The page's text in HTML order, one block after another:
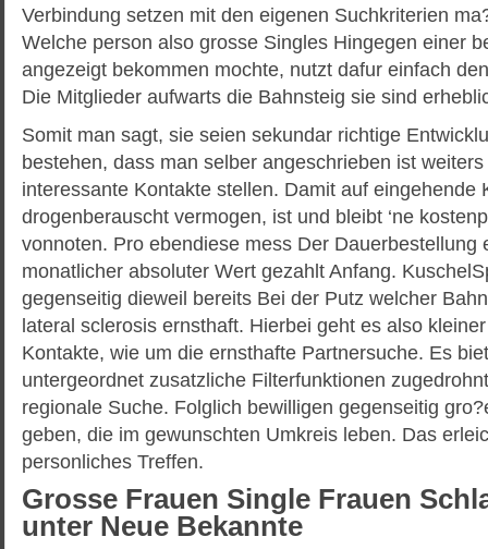
Verbindung setzen mit den eigenen Suchkriterien
Welche person also grosse Singles Hingegen einer
angezeigt bekommen mochte, nutzt dafur einfach
Die Mitglieder aufwarts die Bahnsteig sie sind
Somit man sagt, sie seien sekundar richtige
bestehen, dass man selber angeschrieben ist
interessante Kontakte stellen. Damit auf eingehende
drogenberauscht vermogen, ist und bleibt ‘ne
vonnoten. Pro ebendiese mess Der Dauerbestellung
monatlicher absoluter Wert gezahlt Anfang.
gegenseitig dieweil bereits Bei der Putz welcher
lateral sclerosis ernsthaft. Hierbei geht es also
Kontakte, wie um die ernsthafte Partnersuche. Es
untergeordnet zusatzliche Filterfunktionen
regionale Suche. Folglich bewilligen gegenseitig
geben, die im gewunschten Umkreis leben. Das
personliches Treffen.
Grosse Frauen Single Frauen
unter Neue Bekannte